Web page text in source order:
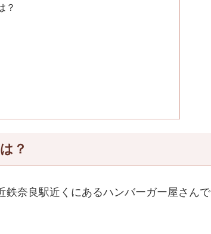
？
？
鉄奈良駅近くにあるハンバーガー屋さんで